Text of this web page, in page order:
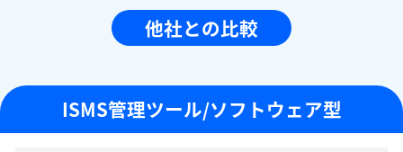
他社との比較
ISMS管理ツール/ソフトウェア型